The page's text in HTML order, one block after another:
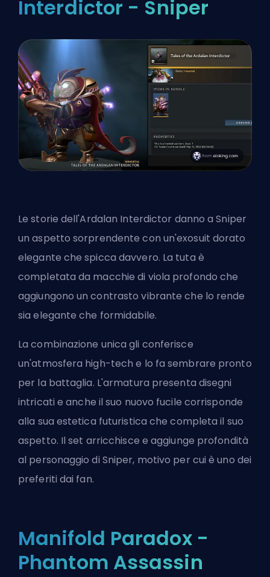
Interdictor - Sniper
Le storie dell'Ardalan Interdictor danno a Sniper
un aspetto sorprendente con un'exosuit dorato
elegante che spicca davvero. La tuta è
completata da macchie di viola profondo che
aggiungono un contrasto vibrante che lo rende
sia elegante che formidabile.
La combinazione unica gli conferisce
un'atmosfera high-tech e lo fa sembrare pronto
per la battaglia. L'armatura presenta disegni
intricati e anche il suo nuovo fucile corrisponde
alla sua estetica futuristica che completa il suo
aspetto. Il set arricchisce e aggiunge profondità
al personaggio di Sniper, motivo per cui è uno dei
preferiti dai fan.
Manifold Paradox -
Phantom Assassin